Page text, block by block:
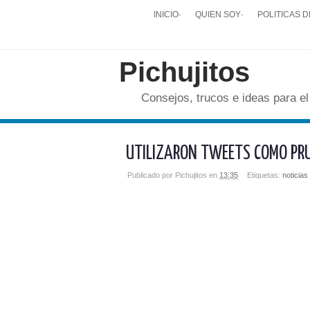
INICIO· QUIEN SOY· POLITICAS
Pichujitos
Consejos, trucos e ideas para
UTILIZARON TWEETS COMO
Publicado por Pichujitos en 13:35 Etiquetas: noticias